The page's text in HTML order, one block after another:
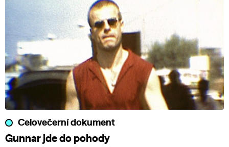
Celovečerní dokument
Gunnar jde do pohody